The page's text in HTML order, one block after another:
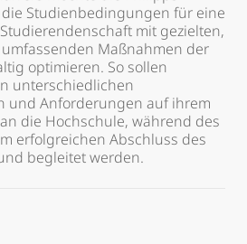
Studienbedingungen für eine
mit gezielten,
Maßnahmen der
optimieren. So sollen
unterschiedlichen
und Anforderungen auf ihrem
die Hochschule, während des
erfolgreichen Abschluss des
begleitet werden.